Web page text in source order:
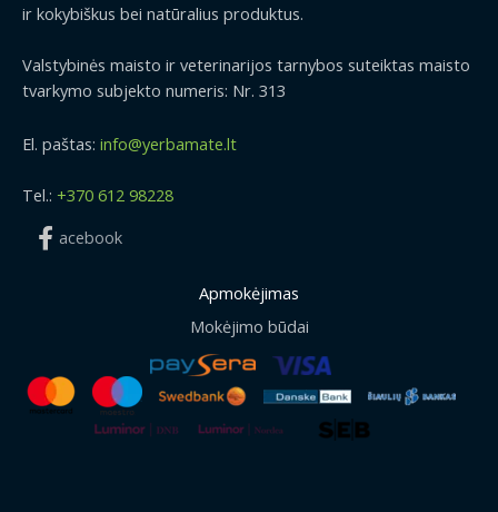
ir kokybiškus bei natūralius produktus.
Valstybinės maisto ir veterinarijos tarnybos suteiktas maisto
tvarkymo subjekto numeris: Nr. 313
El. paštas: info@yerbamate.lt
Tel.: +370 612 98228
acebook
Apmokėjimas
Mokėjimo būdai